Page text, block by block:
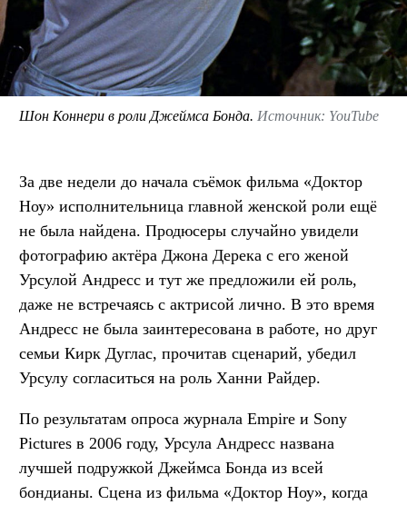
Шон Коннери в роли Джеймса Бонда. Источник: YouTube
За две недели до начала съёмок фильма «Доктор
Ноу» исполнительница главной женской роли ещё
не была найдена. Продюсеры случайно увидели
фотографию актёра Джона Дерека с его женой
Урсулой Андресс и тут же предложили ей роль,
даже не встречаясь с актрисой лично. В это время
Андресс не была заинтересована в работе, но друг
семьи Кирк Дуглас, прочитав сценарий, убедил
Урсулу согласиться на роль Ханни Райдер.
По результатам опроса журнала Empire и Sony
Pictures в 2006 году, Урсула Андресс названа
лучшей подружкой Джеймса Бонда из всей
бондианы. Сцена из фильма «Доктор Ноу», когда